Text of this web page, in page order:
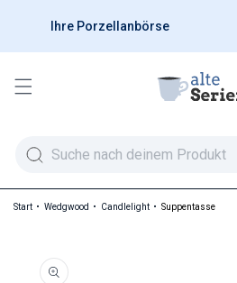
Ihre Porzellanbörse
Start Wedgwood Candlelight Suppentasse